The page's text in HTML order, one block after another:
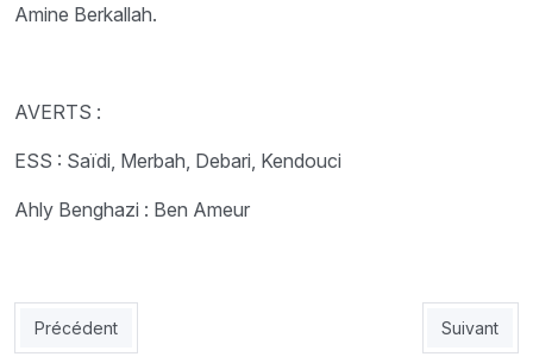
Amine Berkallah.
AVERTS :
ESS : Saïdi, Merbah, Debari, Kendouci
Ahly Benghazi : Ben Ameur
Article précédent : JSK 2 - Napsa Stars 1 : L’appétit vient en
Précédent Article
Suivant